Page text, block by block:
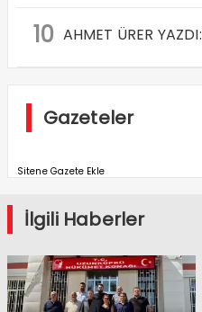
10 AHMET ÜRER
Gazeteler
Sitene Gazete Ekle
İlgili Haberler